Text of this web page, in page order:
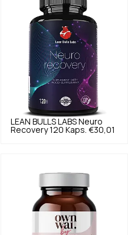
LEAN BULLS LABS Neuro
Recovery 120 Kaps. €30,01